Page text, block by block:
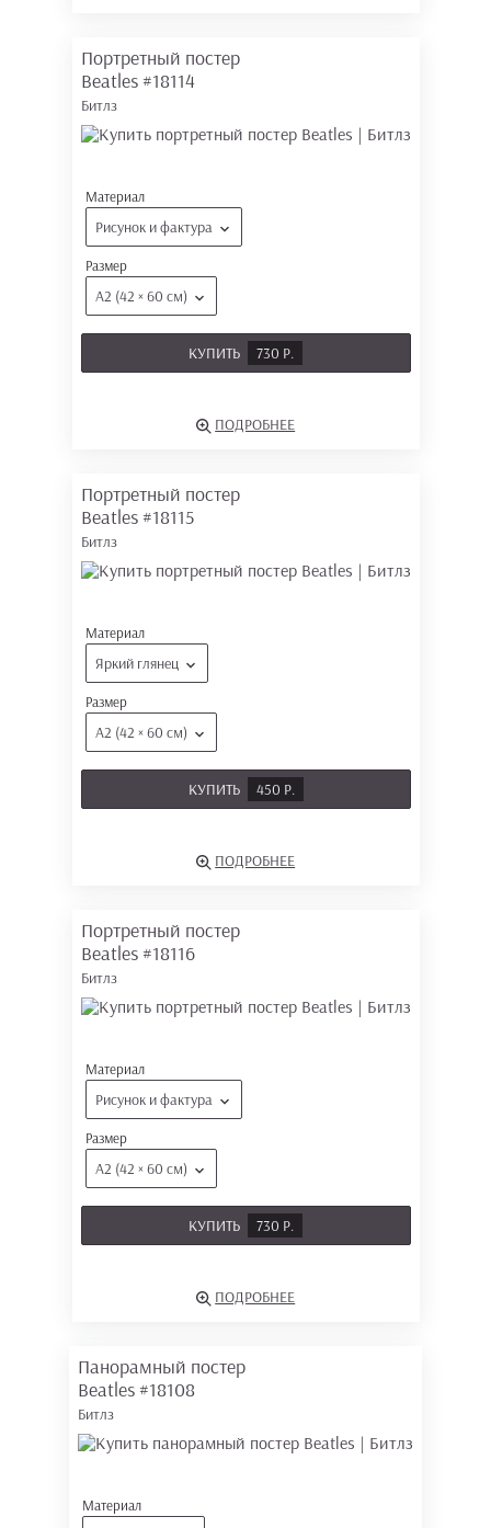
Портретный постер
Beatles #18114
Битлз
Материал
Рисунок и фактура
Размер
А2 (42 × 60 см)
КУПИТЬ 730 Р.
ПОДРОБНЕЕ
Портретный постер
Beatles #18115
Битлз
Материал
Яркий глянец
Размер
А2 (42 × 60 см)
КУПИТЬ 450 Р.
ПОДРОБНЕЕ
Портретный постер
Beatles #18116
Битлз
Материал
Рисунок и фактура
Размер
А2 (42 × 60 см)
КУПИТЬ 730 Р.
ПОДРОБНЕЕ
Панорамный постер
Beatles #18108
Битлз
Материал